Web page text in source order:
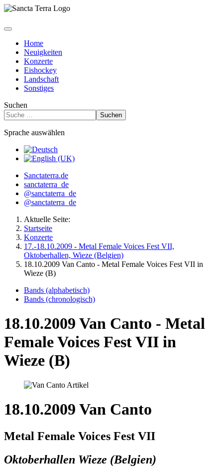
Home
Neuigkeiten
Konzerte
Eishockey
Landschaft
Sonstiges
Suchen
Suchen
Sprache auswählen
Sanctaterra.de
sanctaterra_de
@sanctaterra_de
@sanctaterra_de
Aktuelle Seite:
Startseite
Konzerte
17.-18.10.2009 - Metal Female Voices Fest VII,
Oktoberhallen, Wieze (Belgien)
18.10.2009 Van Canto - Metal Female Voices Fest VII in
Wieze (B)
Bands (alphabetisch)
Bands (chronologisch)
18.10.2009 Van Canto - Metal
Female Voices Fest VII in
Wieze (B)
18.10.2009 Van Canto
Metal Female Voices Fest VII
Oktoberhallen Wieze (Belgien)